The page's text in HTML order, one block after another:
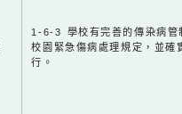
1-6-3 學校有完善的傳染病管
校園緊急傷病處理規定，並確
行。